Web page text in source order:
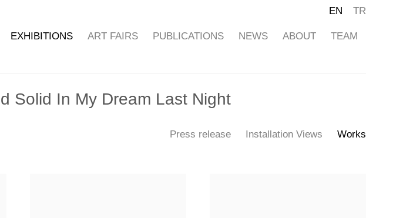
EXHIBITIONS ART FAIRS PUBLICATIONS NEWS ABOUT TEAM
EN TR
Solid In My Dream Last Night
Press release Installation Views Works